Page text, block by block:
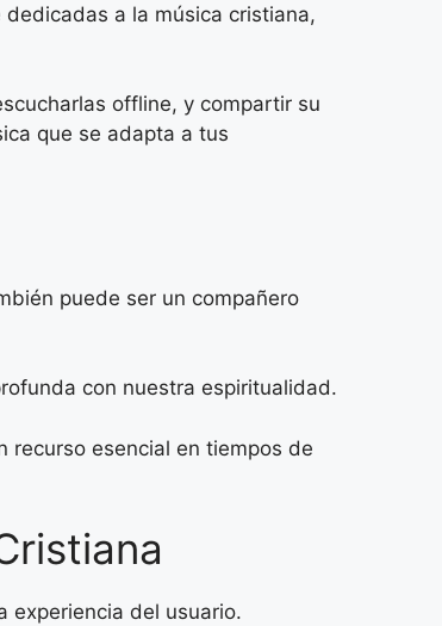
a la música cristiana,
offline, y compartir su
que se adapta a tus
puede ser un compañero
con nuestra espiritualidad.
recurso esencial en tiempos de
experiencia del usuario.